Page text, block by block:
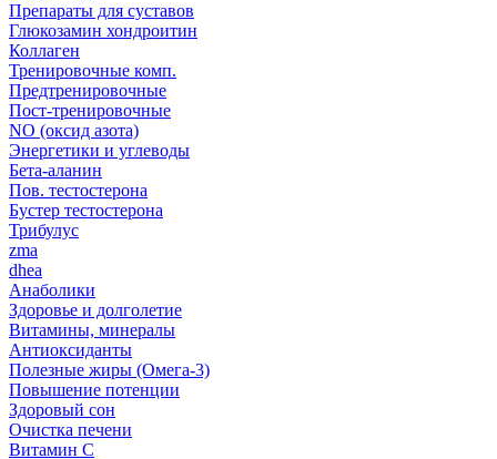
Препараты для суставов
Глюкозамин хондроитин
Коллаген
Тренировочные комп.
Предтренировочные
Пост-тренировочные
NO (оксид азота)
Энергетики и углеводы
Бета-аланин
Пов. тестостерона
Бустер тестостерона
Трибулус
zma
dhea
Анаболики
Здоровье и долголетие
Витамины, минералы
Антиоксиданты
Полезные жиры (Омега-3)
Повышение потенции
Здоровый сон
Очистка печени
Витамин С